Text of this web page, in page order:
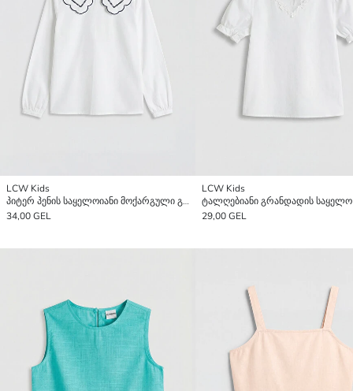
LCW Kids
პიტერ პენის საყელოიანი მოქარგული გოგონას ბლუზი
34,00 GEL
LCW Kids
29,00 GEL